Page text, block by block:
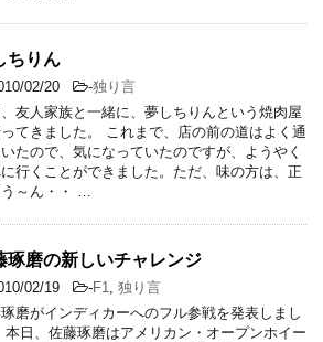
ちりん
02/20 -独り言
友人家族と一緒に、夢しちりんという焼肉屋
てきました。 これまで、店の前の道はよく通
たので、気になっていたのですが、ようやく
行くことができました。ただ、味の方は、正
～ん・・ …
琢磨の新しいチャレンジ
02/19 -F1
独り言
磨がインディカーへのフル参戦を発表しまし
本日、佐藤琢磨はアメリカン・オープンホイー